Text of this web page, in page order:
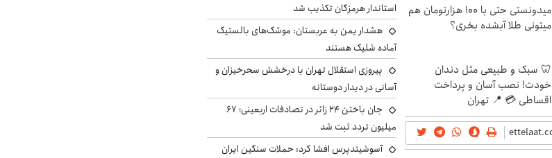
میدونستی حتی با ۱۰۰ هزارتومان هم
میتونی طلا آبشده بخری؟
🦷 سبک و طبیعی مثل دندان
خودت! نصب آسان و پرداخت
اقساطی 💳 📍 تهران
استاندار هرمزگان تکذیب شد
هشدار یمن به عربستان: موشک‌های بالستیک
آماده شلیک هستند
پیروزی استقلال تهران با درخشش سحرخیزان و
آسانی در دیدار دوستانه
جان باختن ۲۴ زائر در تصادفات اربعینی؛ ۶۷
میلیون تردد ثبت شد
آسوشیتدپرس افشا کرد: حملات سنگین ایران